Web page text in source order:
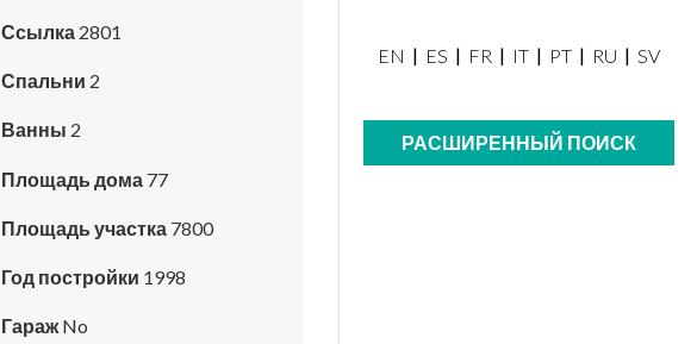
EN ES FR IT PT RU SV
РАСШИРЕННЫЙ ПОИСК
Ссылка 2801
Спальни 2
Ванны 2
Площадь дома 77
Площадь участка 7800
Год постройки 1998
ГаражNo